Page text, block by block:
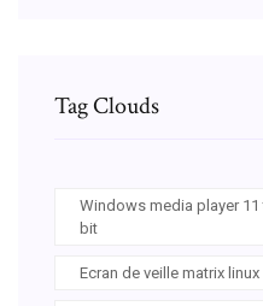
Tag Clouds
Windows media player
bit
Ecran de veille matrix linux